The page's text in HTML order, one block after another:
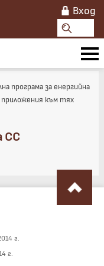
Вход
програма за енергийна
към тях
СС
г.
г.